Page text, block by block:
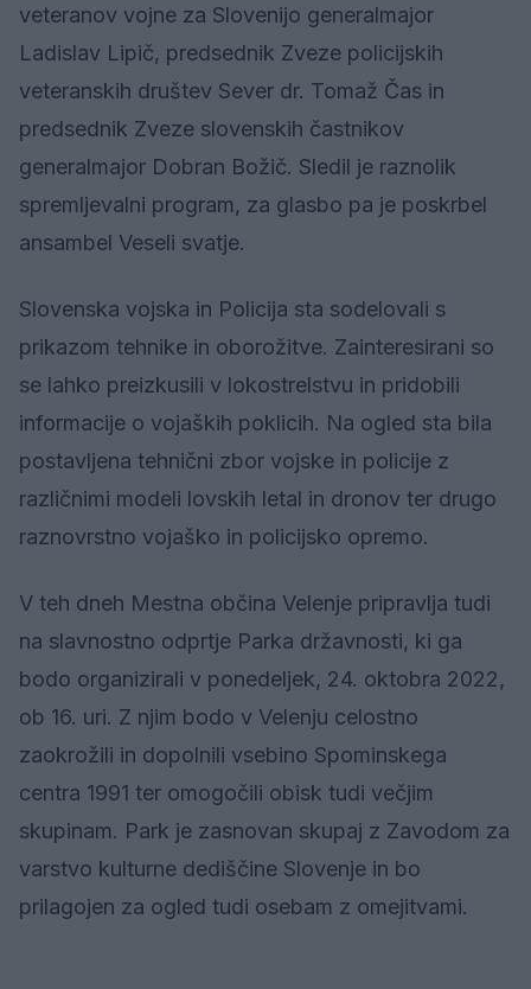
veteranov vojne za Slovenijo generalmajor
Ladislav Lipič, predsednik Zveze policijskih
veteranskih društev Sever dr. Tomaž Čas in
predsednik Zveze slovenskih častnikov
generalmajor Dobran Božič. Sledil je raznolik
spremljevalni program, za glasbo pa je poskrbel
ansambel Veseli svatje.
Slovenska vojska in Policija sta sodelovali s
prikazom tehnike in oborožitve. Zainteresirani so
se lahko preizkusili v lokostrelstvu in pridobili
informacije o vojaških poklicih. Na ogled sta bila
postavljena tehnični zbor vojske in policije z
različnimi modeli lovskih letal in dronov ter drugo
raznovrstno vojaško in policijsko opremo.
V teh dneh Mestna občina Velenje pripravlja tudi
na slavnostno odprtje Parka državnosti, ki ga
bodo organizirali v ponedeljek, 24. oktobra 2022,
ob 16. uri. Z njim bodo v Velenju celostno
zaokrožili in dopolnili vsebino Spominskega
centra 1991 ter omogočili obisk tudi večjim
skupinam. Park je zasnovan skupaj z Zavodom za
varstvo kulturne dediščine Slovenje in bo
prilagojen za ogled tudi osebam z omejitvami.